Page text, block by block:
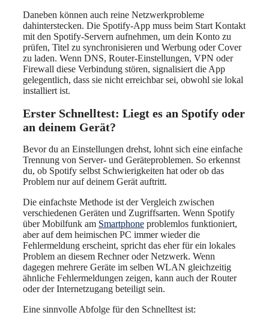
Daneben können auch reine Netzwerkprobleme
dahinterstecken. Die Spotify-App muss beim Start Kontakt
mit den Spotify-Servern aufnehmen, um dein Konto zu
prüfen, Titel zu synchronisieren und Werbung oder Cover
zu laden. Wenn DNS, Router-Einstellungen, VPN oder
Firewall diese Verbindung stören, signalisiert die App
gelegentlich, dass sie nicht erreichbar sei, obwohl sie lokal
installiert ist.
Erster Schnelltest: Liegt es an Spotify oder
an deinem Gerät?
Bevor du an Einstellungen drehst, lohnt sich eine einfache
Trennung von Server- und Geräteproblemen. So erkennst
du, ob Spotify selbst Schwierigkeiten hat oder ob das
Problem nur auf deinem Gerät auftritt.
Die einfachste Methode ist der Vergleich zwischen
verschiedenen Geräten und Zugriffsarten. Wenn Spotify
über Mobilfunk am Smartphone problemlos funktioniert,
aber auf dem heimischen PC immer wieder die
Fehlermeldung erscheint, spricht das eher für ein lokales
Problem an diesem Rechner oder Netzwerk. Wenn
dagegen mehrere Geräte im selben WLAN gleichzeitig
ähnliche Fehlermeldungen zeigen, kann auch der Router
oder der Internetzugang beteiligt sein.
Eine sinnvolle Abfolge für den Schnelltest ist: